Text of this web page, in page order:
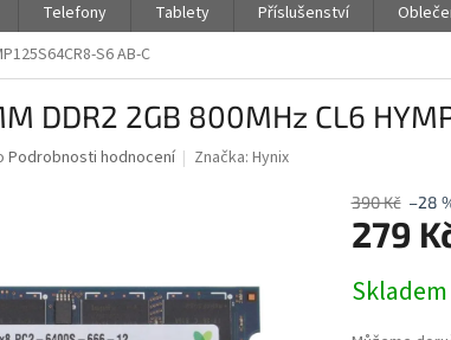
Telefony Tablety Příslušenství
S6 AB-C
DDR2 2GB 800MHz CL6
Podrobnosti hodnocení Značka:Hynix
390 Kč –28
279
cena:
Skladem